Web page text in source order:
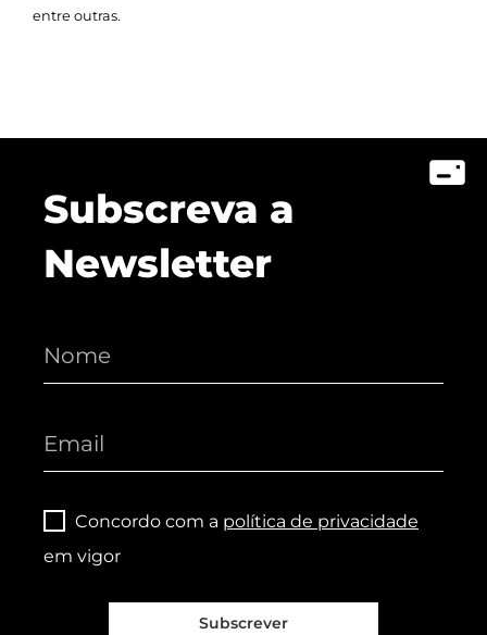
entre outras.
Subscreva a
Newsletter
Concordo com a política de privacidade
em vigor
Subscrever